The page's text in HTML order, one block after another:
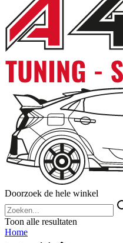
Doorzoek de hele winkel
Toon alle resultaten
Home